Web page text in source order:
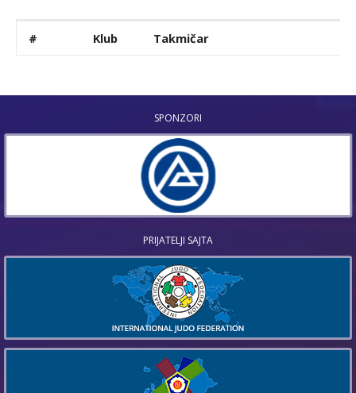
# Klub Takmičar
SPONZORI
PRIJATELJI SAJTA